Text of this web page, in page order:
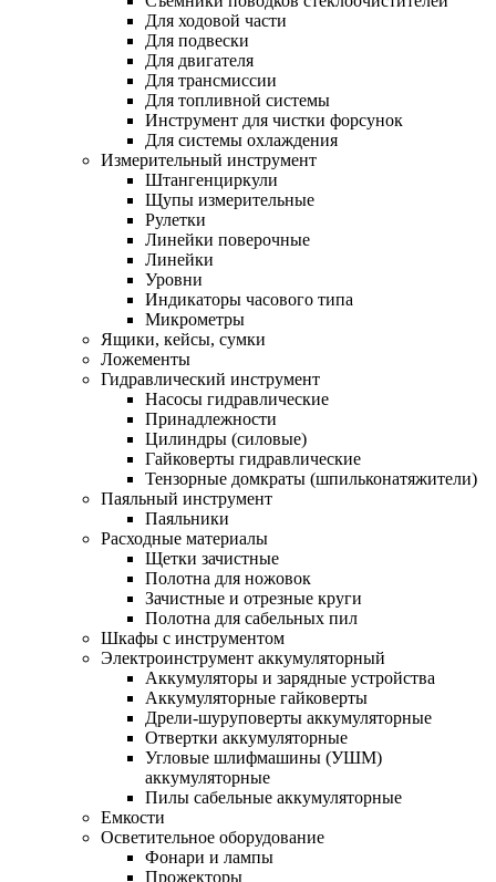
Для ходовой части
Для подвески
Для двигателя
Для трансмиссии
Для топливной системы
Инструмент для чистки форсунок
Для системы охлаждения
Измерительный инструмент
Штангенциркули
Щупы измерительные
Рулетки
Линейки поверочные
Линейки
Уровни
Индикаторы часового типа
Микрометры
Ящики, кейсы, сумки
Ложементы
Гидравлический инструмент
Насосы гидравлические
Принадлежности
Цилиндры (силовые)
Гайковерты гидравлические
Тензорные домкраты (шпильконатяжители)
Паяльный инструмент
Паяльники
Расходные материалы
Щетки зачистные
Полотна для ножовок
Зачистные и отрезные круги
Полотна для сабельных пил
Шкафы с инструментом
Электроинструмент аккумуляторный
Аккумуляторы и зарядные устройства
Аккумуляторные гайковерты
Дрели-шуруповерты аккумуляторные
Отвертки аккумуляторные
Угловые шлифмашины (УШМ)
аккумуляторные
Пилы сабельные аккумуляторные
Емкости
Осветительное оборудование
Фонари и лампы
Прожекторы